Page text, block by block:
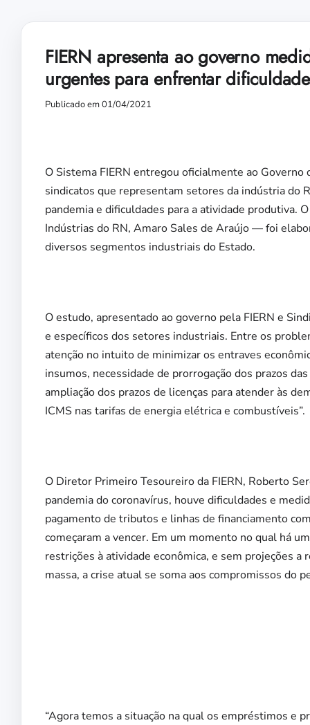
FIERN apresenta ao governo
urgentes para enfrentar
Publicado em 01/04/2021
O Sistema FIERN entregou oficialmente ao
sindicatos que representam setores da indústria do
pandemia e dificuldades para a atividade produtiva.
Indústrias do RN, Amaro Sales de Araújo — foi
diversos segmentos industriais do Estado.
O estudo, apresentado ao governo pela FIERN e
e específicos dos setores industriais. Entre os
atenção no intuito de minimizar os entraves
insumos, necessidade de prorrogação dos prazos
ampliação dos prazos de licenças para atender às
ICMS nas tarifas de energia elétrica e combustíveis”.
O Diretor Primeiro Tesoureiro da FIERN, Roberto
pandemia do coronavírus, houve dificuldades e
pagamento de tributos e linhas de financiamento
começaram a vencer. Em um momento no qual há
restrições à atividade econômica, e sem projeções
massa, a crise atual se soma aos compromissos do
“Agora temos a situação na qual os empréstimos e